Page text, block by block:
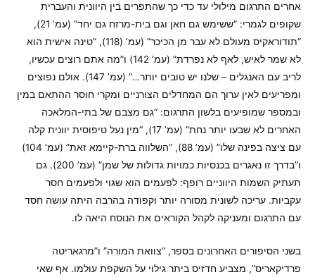
אחרים התרגום מילולי עד כדי כך שהתפרים בין היוונית והעברית
שקופים לגמרי: “ששימש גם חאן וגם בית-מרזח גם יחד” (עמ’ 21),
“תודוראקיס מעולם לא עבר מן הכיכר” (עמ’ (118), “טינה אישית הוא
לא שמר לאיש, לאף לא נפרדת” (עמ’ 142) ו”מה אתם רוצים עכשיו,
לריב עם האנגלים – שלנו יש טובים יותר…” (עמ’ 147). אולם נפוצים
ומפריעים לאין ערוך הם המחדלים הצורניים ומקרי חוסר ההתאם במין
ובמספר שמופיעים בלשון התרגום: “גם מצבם של בתי-המלאכה
האחרים לא שבעו יותר נחת” (עמ’ 17), “מין נעל טיפוסית יוונית קלה
עם ציצה בפינה שלו” (עמ’ 88), “השלווה ברת-קיימא זאת” (עמ’ 104)
ו”בדרך זו נאגרים בכנסיות כמויות גדולות של שמן” (עמ’ 200). גם
תעתיק השמות היווניים רופף: לפעמים הוא שגוי ולפעמים חסר
עקביות. עריכה לשונית מסורה יותר וקפודה בהרבה היתה עושה חסד
עם התרגום ומעניקה לקהל הקוראים את הנוסח היאה לו.
בשני הסיפורים האחרונים בספר, “צוואת המורה” ו”מרגאריטה
פרדיקאריס”, מצביע חדזיס ביתר גילוי על השקפת עולמו. אף שאי